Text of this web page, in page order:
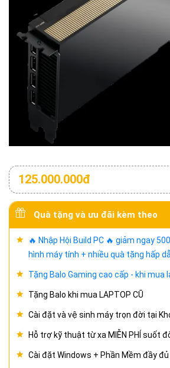
125.000.000đ
Quà tặng và ưu đãi kèm theo
🔥 Nhập Hội Build PC 🔥 giảm ngay
hình máy tính + nhiều quà tặng hấp
Tặng Balo Gaming cao cấp - khi mua
Tặng Balo khi mua LAPTOP CŨ
Cài đặt và vệ sinh máy trọn đời tại
Hỗ trợ kỹ thuật từ xa MIỄN PHÍ suốt
Cài đặt Windows + Phần Mềm đầy